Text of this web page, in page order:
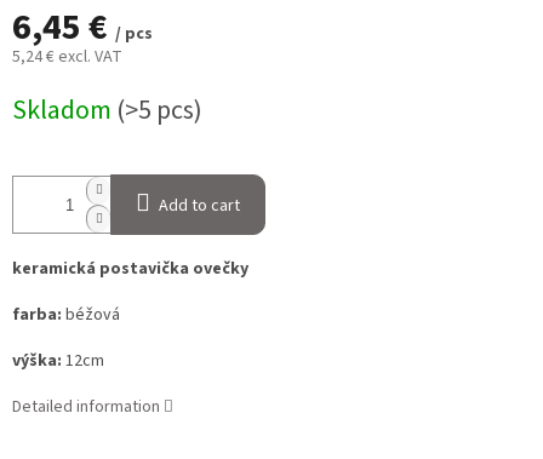
6,45 € / pcs
5,24 € excl. VAT
price:
Skladom (>5 pcs)
Add to cart
keramická postavička ovečky
farba: béžová
výška: 12cm
Detailed information